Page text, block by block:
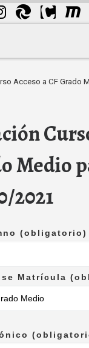
Acceso a CF Grado
Medio
2021
(obligatorio)
Matrícula